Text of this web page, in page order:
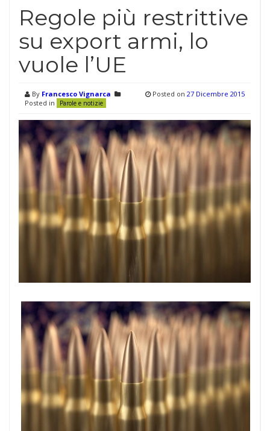
Regole più restrittive
su export armi, lo
vuole l’UE
By Francesco Vignarca
Posted in
Parole e notizie
Posted on 27 Dicembre 2015